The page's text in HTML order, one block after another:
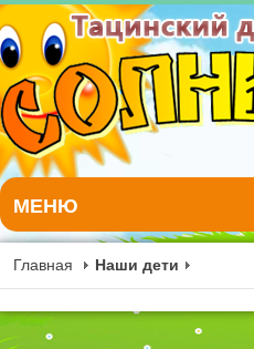
МЕНЮ
Главная Наши дети